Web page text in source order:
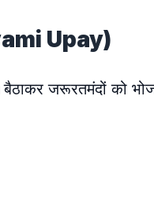
Upay)
जरूरतमंदों को